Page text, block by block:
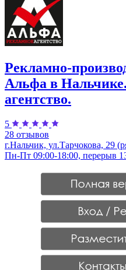
Рекламно-
Альфа в
агентство.
5
28 отзывов
г.Нальчик, ул.Тарчокова, 29
Пн-Пт 09:00-18:00, перерыв